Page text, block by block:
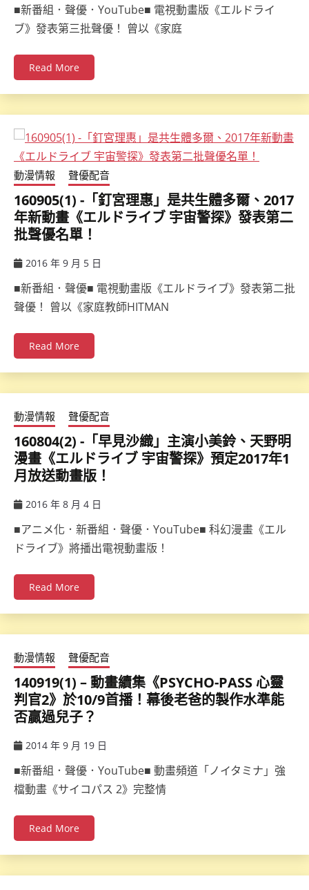
■新番組．聲優．YouTube■ 電視動畫版《エルドライ
ブ》發表第三批聲優！ 曾以《家庭
Read More
動漫情報 聲優配音
160905(1) -「釘宮理惠」是共生體多爾、2017
年新動畫《エルドライブ 宇宙警探》發表第二
批聲優名單！
2016 年 9 月 5 日
■新番組．聲優■ 電視動畫版《エルドライブ》發表第二批
聲優！ 曾以《家庭教師HITMAN
Read More
動漫情報 聲優配音
160804(2) -「早見沙織」主演小美鈴、天野明
漫畫《エルドライブ 宇宙警探》預定2017年1
月放送動畫版！
2016 年 8 月 4 日
■アニメ化．新番組．聲優．YouTube■ 科幻漫畫《エル
ドライブ》將播出電視動畫版！
Read More
動漫情報 聲優配音
140919(1) – 動畫續集《PSYCHO-PASS 心靈
判官2》於10/9首播！幕後老爸的製作水準能
否贏過兒子？
2014 年 9 月 19 日
■新番組．聲優．YouTube■ 動畫頻道「ノイタミナ」強
檔動畫《サイコパス 2》完整情
Read More